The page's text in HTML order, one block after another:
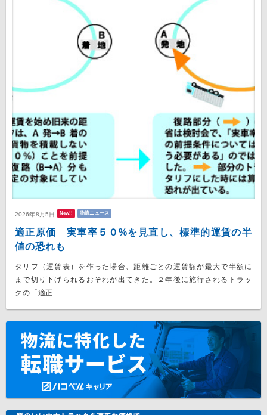
2026年8月5日 New!! 物流ニュース
適正原価 実車率５０%を見直し、標準的運賃の半
値の恐れも
タリフ（運賃表）を作った場合、距離ごとの運賃額が最大で半額に
まで切り下げられるおそれが出てきた。２年後に施行されるトラッ
クの「適正...